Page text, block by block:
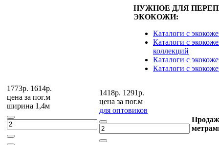
НУЖНОЕ ДЛЯ
ЭКОКОЖИ:
Каталоги с
Каталоги с
коллекций
Каталоги с
Каталоги с
1773р. 1614р.
цена за пог.м
ширина 1,4м
1418р. 1291р.
цена за пог.м
для оптовиков